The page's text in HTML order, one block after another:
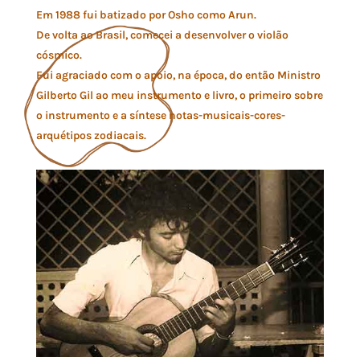
Em 1988 fui batizado por Osho como Arun.
De volta ao Brasil, comecei a desenvolver o violão
cósmico.
Fui agraciado com o apoio, na época, do então Ministro
Gilberto Gil ao meu instrumento e livro, o primeiro sobre
o instrumento e a síntese notas-musicais-cores-
arquétipos zodiacais.